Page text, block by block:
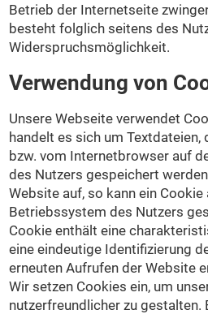
Betrieb der Internetseite
besteht folglich seitens des
Widerspruchsmöglichkeit.
Verwendung von
Unsere Webseite verwendet
handelt es sich um
bzw. vom Internetbrowser auf
des Nutzers gespeichert
Website auf, so kann ein Cookie
Betriebssystem des Nutzers
Cookie enthält eine
eine eindeutige Identifizierung
erneuten Aufrufen der Website
Wir setzen Cookies ein, um
nutzerfreundlicher zu gestalten.